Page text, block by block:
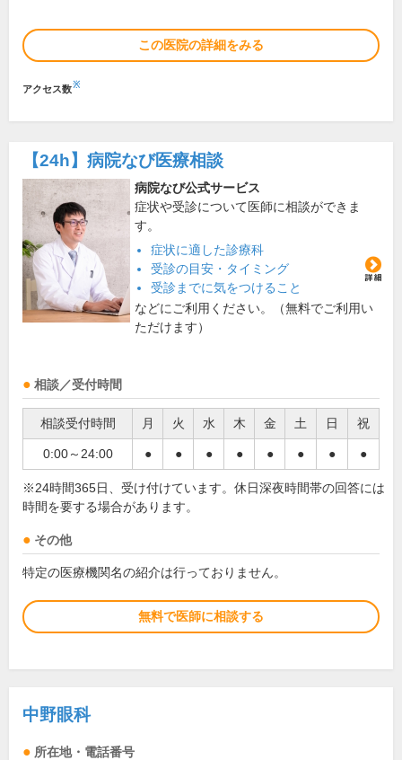
この医院の詳細をみる
アクセス数※
【24h】 病院なび医療相談
病院なび公式サービス
症状や受診について医師に相談ができま
す。
症状に適した診療科
受診の目安・タイミング
受診までに気をつけること
などにご利用ください。（無料でご利用い
ただけます）
相談／受付時間
相談受付時間 月 火 水 木 金 土 日 祝
0:00～24:00 ● ● ● ● ● ● ● ●
※24時間365日、受け付けています。休日深夜時間帯の回答には
時間を要する場合があります。
その他
特定の医療機関名の紹介は行っておりません。
無料で医師に相談する
中野眼科
所在地・電話番号